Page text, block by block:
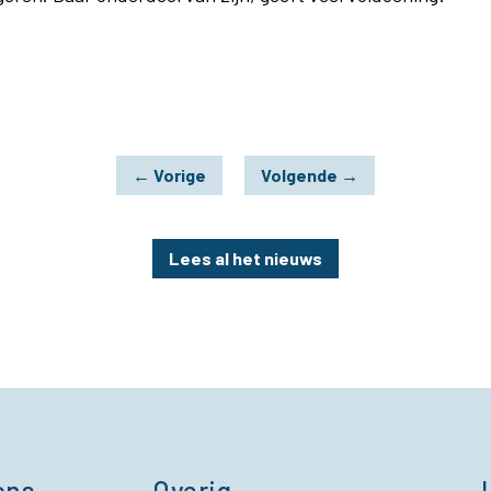
← Vorige Volgende →
Lees al het nieuws